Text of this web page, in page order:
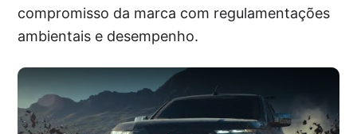
compromisso da marca com regulamentações
ambientais e desempenho.